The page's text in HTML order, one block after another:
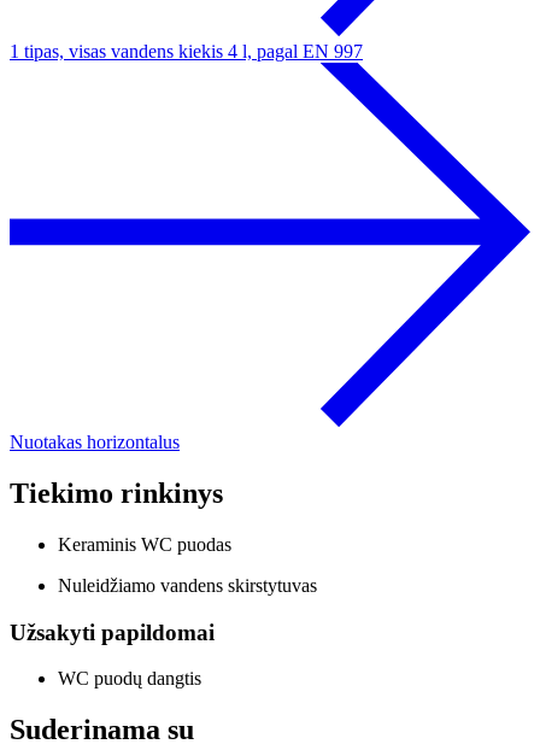
1 tipas, visas vandens kiekis 4 l, pagal EN 997
Nuotakas horizontalus
Tiekimo rinkinys
Keraminis WC puodas
Nuleidžiamo vandens skirstytuvas
Užsakyti papildomai
WC puodų dangtis
Suderinama su